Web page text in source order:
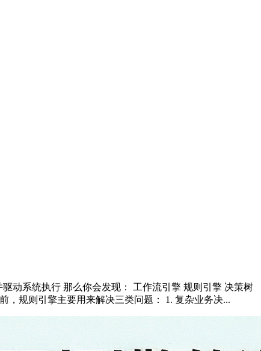
动系统执行 那么你会发现： 工作流引擎 规则引擎 决策树
，规则引擎主要用来解决三类问题： 1. 复杂业务决...